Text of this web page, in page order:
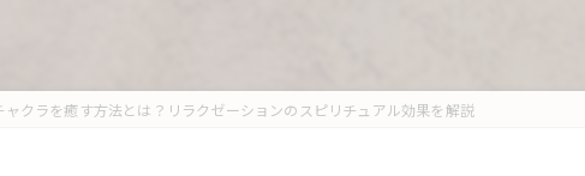
ャクラを癒す方法とは？リラクゼーションのスピリチュアル効果を解説